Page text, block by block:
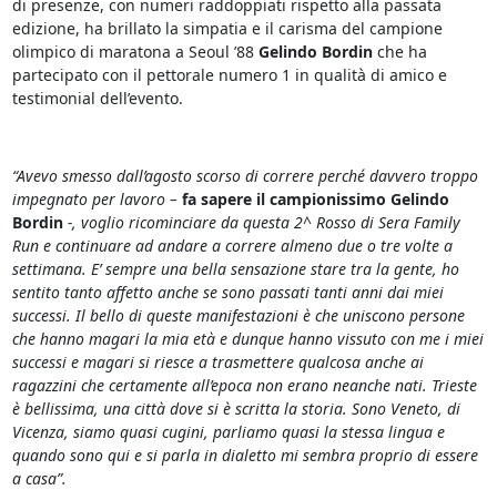
di presenze, con numeri raddoppiati rispetto alla passata
edizione, ha brillato la simpatia e il carisma del campione
olimpico di maratona a Seoul ’88 Gelindo Bordinche ha
partecipato con il pettorale numero 1 in qualità di amico e
testimonial dell’evento.
“Avevo smesso dall’agosto scorso di correre perché davvero troppo
impegnato per lavoro – fa sapere il campionissimo Gelindo
Bordin-, voglio ricominciare da questa 2^ Rosso di Sera Family
Run e continuare ad andare a correre almeno due o tre volte a
settimana. E’ sempre una bella sensazione stare tra la gente, ho
sentito tanto affetto anche se sono passati tanti anni dai miei
successi. Il bello di queste manifestazioni è che uniscono persone
che hanno magari la mia età e dunque hanno vissuto con me i miei
successi e magari si riesce a trasmettere qualcosa anche ai
ragazzini che certamente all’epoca non erano neanche nati. Trieste
è bellissima, una città dove si è scritta la storia. Sono Veneto, di
Vicenza, siamo quasi cugini, parliamo quasi la stessa lingua e
quando sono qui e si parla in dialetto mi sembra proprio di essere
a casa”.